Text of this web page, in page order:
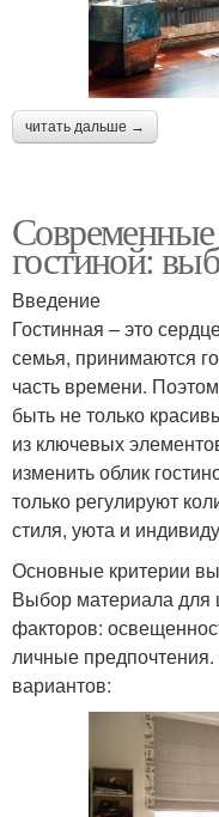
читать дальше →
гостиной:
Введение
Гостинная – это
семья, принимаются
часть времени.
быть не только
из ключевых
изменить облик
только регулируют
стиля, уюта и
Основные критерии
Выбор материала для
факторов:
личные
вариантов: